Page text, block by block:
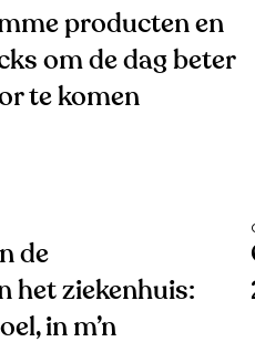
producten en
om de dag beter
te komen
de
het ziekenhuis:
in m’n